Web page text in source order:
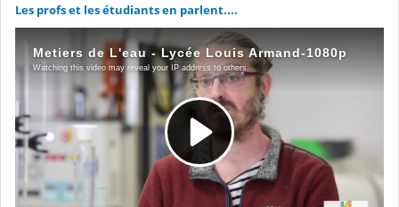
Les profs et les étudiants en parlent....